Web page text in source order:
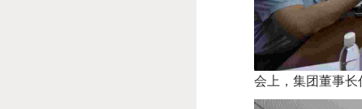
会上，集团董事长